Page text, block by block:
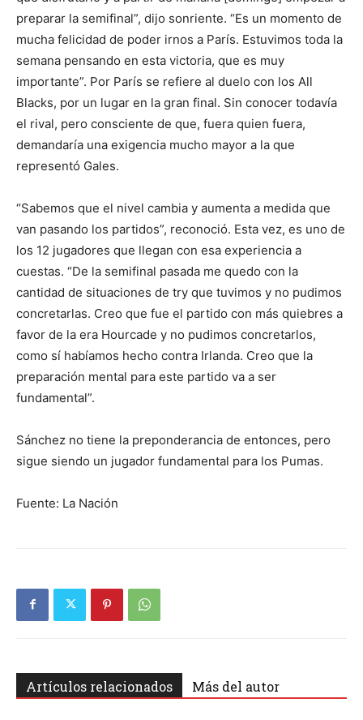
preparar la semifinal”, dijo sonriente. “Es un momento de
mucha felicidad de poder irnos a París. Estuvimos toda la
semana pensando en esta victoria, que es muy
importante”. Por París se refiere al duelo con los All
Blacks, por un lugar en la gran final. Sin conocer todavía
el rival, pero consciente de que, fuera quien fuera,
demandaría una exigencia mucho mayor a la que
representó Gales.
“Sabemos que el nivel cambia y aumenta a medida que
van pasando los partidos”, reconoció. Esta vez, es uno de
los 12 jugadores que llegan con esa experiencia a
cuestas. “De la semifinal pasada me quedo con la
cantidad de situaciones de try que tuvimos y no pudimos
concretarlas. Creo que fue el partido con más quiebres a
favor de la era Hourcade y no pudimos concretarlos,
como sí habíamos hecho contra Irlanda. Creo que la
preparación mental para este partido va a ser
fundamental”.
Sánchez no tiene la preponderancia de entonces, pero
sigue siendo un jugador fundamental para los Pumas.
Fuente: La Nación
Artículos relacionados Más del autor